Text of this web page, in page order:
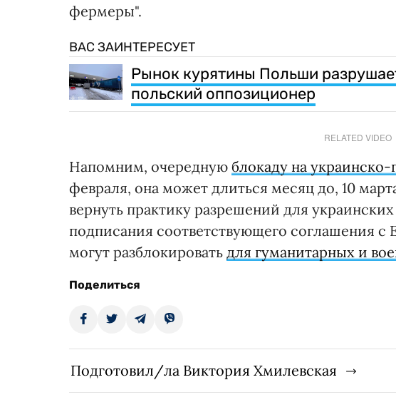
фермеры".
ВАС ЗАИНТЕРЕСУЕТ
Рынок курятины Польши
польский оппозиционер
RELATED VIDEO
Напомним, очередную блокаду на
февраля, она может длиться месяц до, 10
вернуть практику разрешений для
подписания соответствующего соглашения с
могут разблокировать для гуманитарных и
Поделиться
Подготовил/ла Виктория Хмилевская